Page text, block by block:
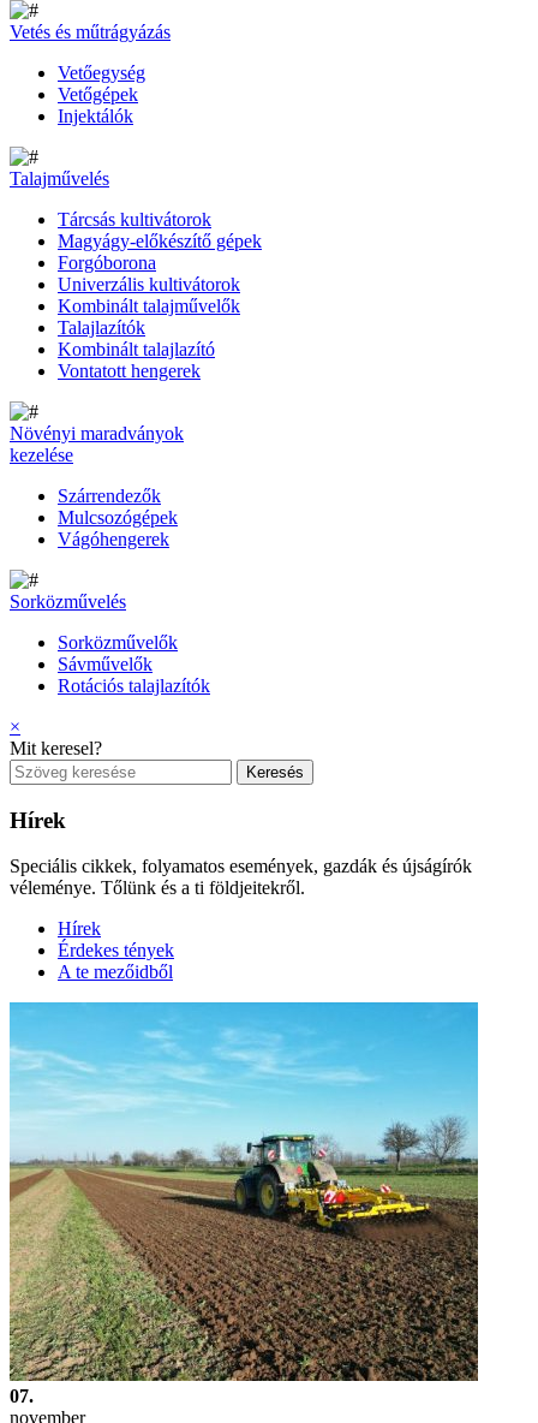
Vetés és műtrágyázás
Vetőegység
Vetőgépek
Injektálók
Talajművelés
Tárcsás kultivátorok
Magyágy-előkészítő gépek
Forgóborona
Univerzális kultivátorok
Kombinált talajművelők
Talajlazítók
Kombinált talajlazító
Vontatott hengerek
Növényi maradványok
kezelése
Szárrendezők
Mulcsozógépek
Vágóhengerek
Sorközművelés
Sorközművelők
Sávművelők
Rotációs talajlazítók
×
Mit keresel?
Hírek
Speciális cikkek, folyamatos események, gazdák és újságírók
véleménye. Tőlünk és a ti földjeitekről.
Hírek
Érdekes tények
A te mezőidből
07.
november